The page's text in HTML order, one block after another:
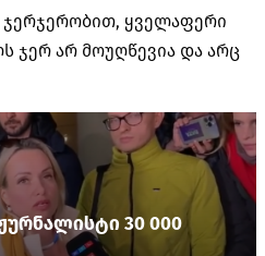
ჯერჯერობით, ყველაფერი
ჯერ არ მოუღწევია და არც
30 000